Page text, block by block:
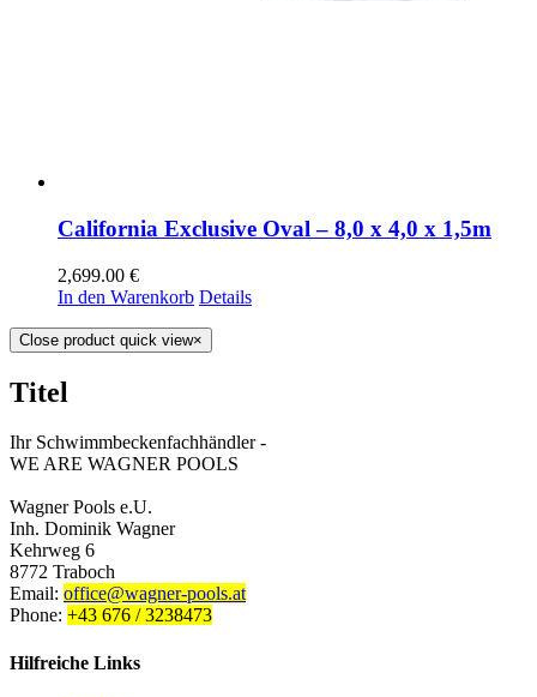
California Exclusive Oval – 8,0 x 4,0 x 1,5m
2,699.00 €
In den Warenkorb Details
Close product quick view×
Titel
Ihr Schwimmbeckenfachhändler -
WE ARE WAGNER POOLS
Wagner Pools e.U.
Inh. Dominik Wagner
Kehrweg 6
8772 Traboch
Email: office@wagner-pools.at
Phone: +43 676 / 3238473
Hilfreiche Links